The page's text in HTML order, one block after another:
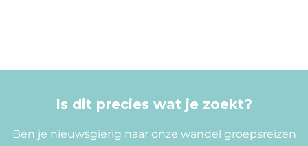
Is dit precies wat je zoekt?
Ben je nieuwsgierig naar onze wandel groepsreizen